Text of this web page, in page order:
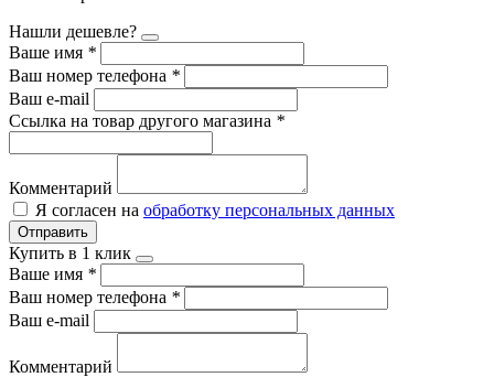
Нашли дешевле?
Ваше имя *
Ваш номер телефона *
Ваш e-mail
Ссылка на товар другого магазина *
Комментарий
Я согласен на обработку персональных данных
Отправить
Купить в 1 клик
Ваше имя *
Ваш номер телефона *
Ваш e-mail
Комментарий